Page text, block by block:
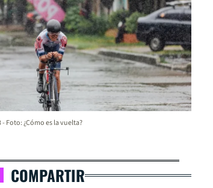
Foto: ¿Cómo es la vuelta?
COMPARTIR